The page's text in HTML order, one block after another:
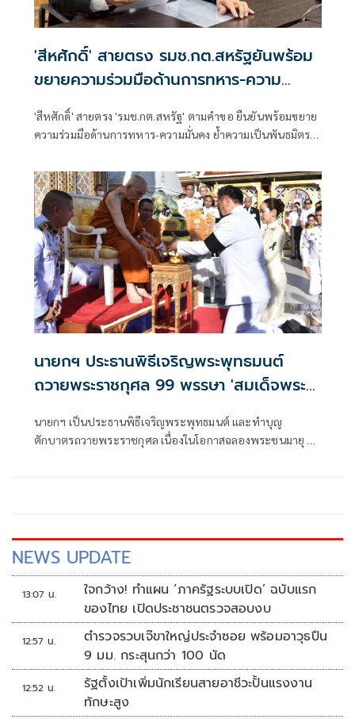
'สีหศักดิ์' สายตรง รมช.กต.สหรัฐยันพร้อม
ขยายความร่วมมือด้านการทหาร-ความ
มั่นคง!
'สีหศักดิ์' สายตรง 'รมช.กต.สหรัฐ' ตามคำขอ ยืนยันพร้อมขยาย
ความร่วมมือด้านการทหาร-ความมั่นคง ย้ำความเป็นพันธมิตร-
นายกฯ ประธานพิธีเจริญพระพุทธมนต์
ถวายพระราชกุศล 99 พรรษา 'สมเด็จพระ
นายกฯ เป็นประธานพิธีเจริญพระพุทธมนต์ และทำบุญ
ตักบาตรถวายพระราชกุศล เนื่องในโอกาสฉลองพระชนมายุ 99
NEWS UPDATE
13:07 น.
ใจกว้าง! ทำแผน ‘ภาครัฐระบบเปิด’ ฉบับแรก
ของไทย เปิดประชาชนตรวจสอบงบ
12:57 น.
ตำรวจรวบเจ๊ขาใหญ่ประจำซอย พร้อมอาวุธปืน
9 มม. กระสุนกว่า 100 นัด
12:52 น.
รัฐตั้งเป้าเพิ่มนักเรียนสายอาชีวะปั้นแรงงาน
ทักษะสูง